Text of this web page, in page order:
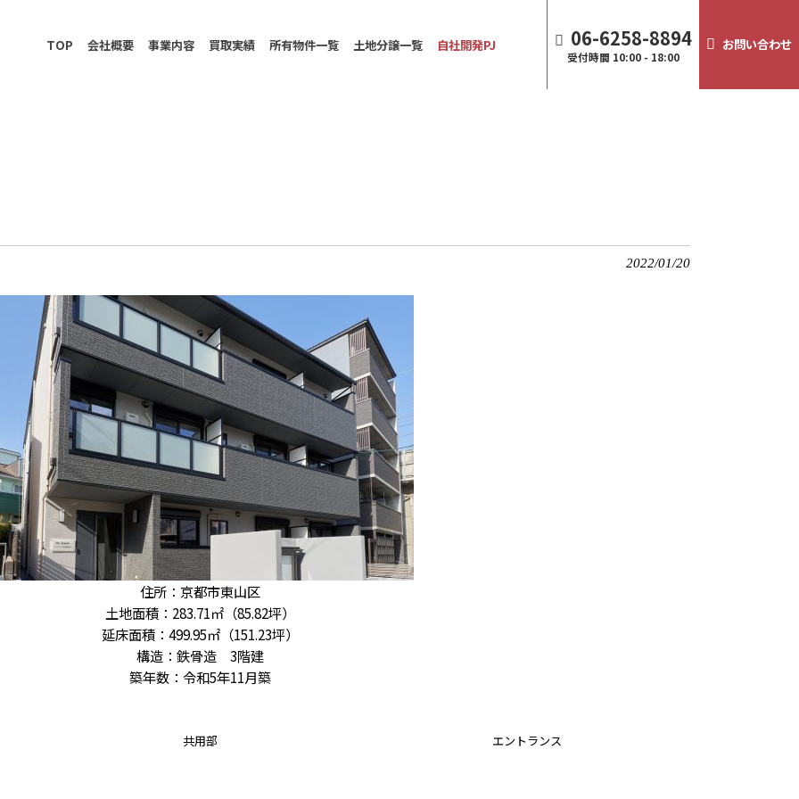
TOP 会社概要 事業内容 買取実績 所有物件一覧 土地分譲一覧 自社開発PJ 06-6258-8894
受付時間 10:00 - 18:00
お問い合わせ
2022/01/20
住所：京都市東山区
土地面積：283.71㎡（85.82坪）
延床面積：499.95㎡（151.23坪）
構造：鉄骨造 3階建
築年数：令和5年11月築
共用部 エントランス